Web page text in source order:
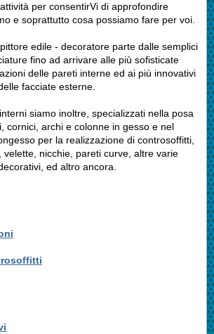
per consentirVi di approfondire
e soprattutto cosa possiamo fare per voi.
edile - decoratore parte dalle semplici
fino ad arrivare alle più sofisticate
delle pareti interne ed ai più innovativi
facciate esterne.
siamo inoltre, specializzati nella posa
cornici, archi e colonne in gesso e nel
per la realizzazione di controsoffitti,
velette, nicchie, pareti curve, altre varie
ed altro ancora.